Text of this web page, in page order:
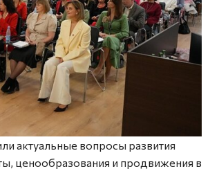
актуальные вопросы развития
ценообразования и продвижения в